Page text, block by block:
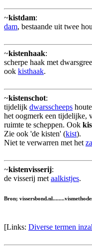
~kistdam:
dam, bestaande uit twee
~kistenhaak:
scherpe haak met
ook kisthaak.
~kistenschot:
tijdelijk dwarsscheeps
het oogmerk een tijdelijke,
ruimte te scheppen. Ook
Zie ook 'de kisten' (kist).
Niet te verwarren met het
~kistenvisserij:
de visserij met aalkistjes.
Bron;
[Links: Diverse termen